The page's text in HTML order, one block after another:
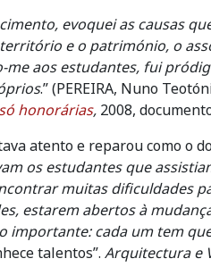
evoquei as causas
e o património, o
aos estudantes, fui
.” (PEREIRA, Nuno
honorárias, 2008,
atento e reparou como o
os estudantes que
muitas dificuldades
estarem abertos à
importante: cada um tem
talentos”. Arquitectura e